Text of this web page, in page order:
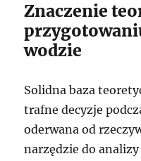
Znaczenie
wodzie
Solidna baza
trafne decyzje
oderwana od
narzędzie do